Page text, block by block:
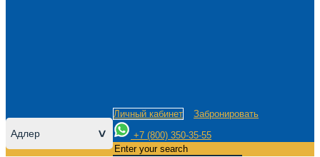
Адлер >
Личный кабинет
Забронировать
+7 (800) 350-35-55